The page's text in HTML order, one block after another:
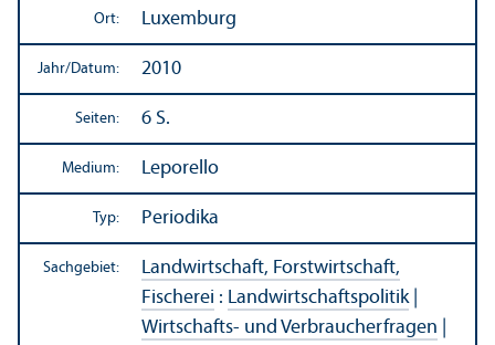
Ort: Luxemburg
Jahr/Datum: 2010
Seiten: 6 S.
Medium: Leporello
Typ: Periodika
Sachgebiet:
Landwirtschaft, Forstwirtschaft,
Fischerei : Landwirtschafts­politik|
Wirtschafts- und Verbraucherfragen